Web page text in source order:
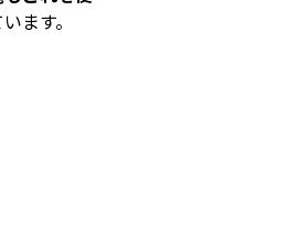
ます。